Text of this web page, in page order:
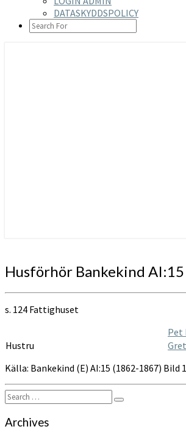
DATASKYDDSPOLICY
SEARCH
ICON
Husförhör
Bankekind
AI:15
1862-
1867
Husförhör Bankekind
s. 124 Fattighuset
Pet
Hustru
Källa: Bankekind (E) AI:15 (1862-1867) Bild
Search
for:
Search
Archives